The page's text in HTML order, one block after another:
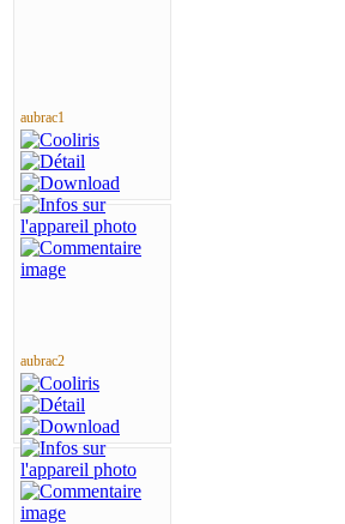
aubrac1
aubrac2